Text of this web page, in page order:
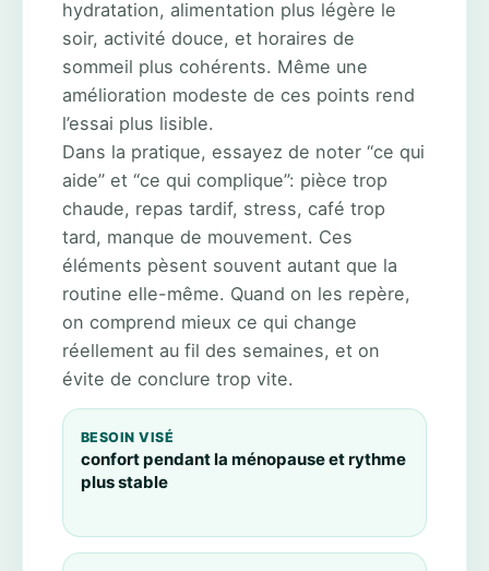
hydratation, alimentation plus légère le
soir, activité douce, et horaires de
sommeil plus cohérents. Même une
amélioration modeste de ces points rend
l’essai plus lisible.
Dans la pratique, essayez de noter “ce qui
aide” et “ce qui complique”: pièce trop
chaude, repas tardif, stress, café trop
tard, manque de mouvement. Ces
éléments pèsent souvent autant que la
routine elle-même. Quand on les repère,
on comprend mieux ce qui change
réellement au fil des semaines, et on
évite de conclure trop vite.
BESOIN VISÉ
confort pendant la ménopause et rythme
plus stable